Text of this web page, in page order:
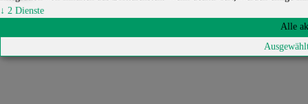
↓ 2 Dienste
Alle